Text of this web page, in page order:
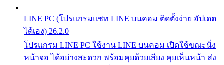
LINE PC (โปรแกรมแชท LINE บนคอม ติดตั้งง่าย อัปเดต
ได้เอง) 26.2.0
โปรแกรม LINE PC ใช้งาน LINE บนคอม เปิดใช้ขณะนั่ง
หน้าจอ ได้อย่างสะดวก พร้อมคุยด้วยเสียง คุยเห็นหน้า ส่ง